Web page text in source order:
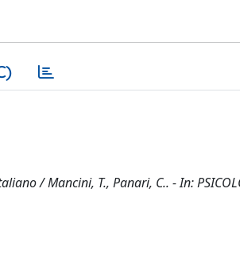
/ Mancini, T., Panari, C.. - In: